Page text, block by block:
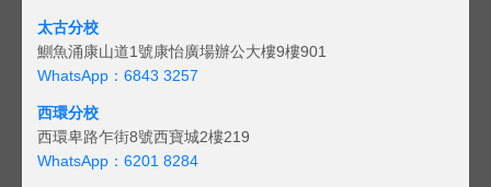
太古分校
鰂魚涌康山道1號康怡廣場辦公大樓9樓901
WhatsApp：6843 3257
西環分校
西環卑路乍街8號西寶城2樓219
WhatsApp：6201 8284